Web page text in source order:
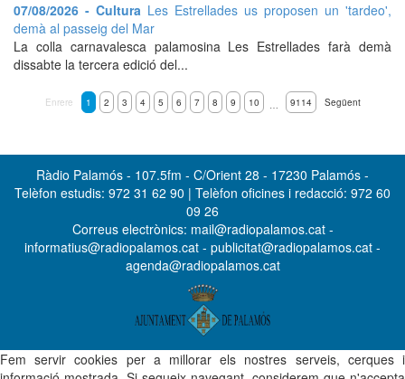
07/08/2026 - Cultura Les Estrellades us proposen un 'tardeo',
demà al passeig del Mar
La colla carnavalesca palamosina Les Estrellades farà demà
dissabte la tercera edició del...
Enrere 1 2 3 4 5 6 7 8 9 10 … 9114 Següent
Ràdio Palamós - 107.5fm - C/Orient 28 - 17230 Palamós -
Telèfon estudis: 972 31 62 90 | Telèfon oficines i redacció: 972 60
09 26
Correus electrònics: mail@radiopalamos.cat -
informatius@radiopalamos.cat - publicitat@radiopalamos.cat -
agenda@radiopalamos.cat
Fem servir cookies per a millorar els nostres serveis, cerques i